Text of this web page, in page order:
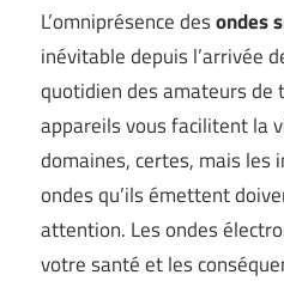
L’omniprésence desondes
inévitable depuis l’arrivée
quotidien des amateurs de
appareils vous facilitent la
domaines, certes, mais les
ondes qu’ils émettent
attention. Les ondes
votre santé et les